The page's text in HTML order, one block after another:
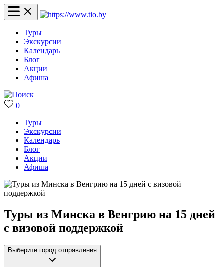
Туры
Экскурсии
Календарь
Блог
Акции
Афиша
0
Туры
Экскурсии
Календарь
Блог
Акции
Афиша
Туры из Минска в Венгрию на 15 дней
с визовой поддержкой
Выберите город отправления